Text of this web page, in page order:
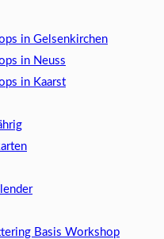
in Gelsenkirchen
in Neuss
in Kaarst
Basis Workshop